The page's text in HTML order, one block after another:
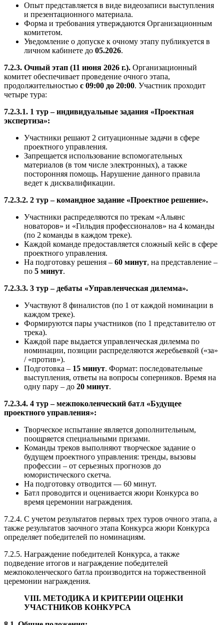
Опыт представляется в виде видеозаписи выступления
и презентационного материала.
Форма и требования утверждаются Организационным
комитетом.
Уведомление о допуске к очному этапу публикуется в
личном кабинете до 05.2026.
7.2.3. Очный этап (11 июня 2026 г.). Организационный
комитет обеспечивает проведение очного этапа,
продолжительностью с 09:00 до 20:00. Участник проходит
четыре тура:
7.2.3.1. 1 тур – индивидуальные задания «Проектная
экспертиза»:
Участники решают 2 ситуационные задачи в сфере
проектного управления.
Запрещается использование вспомогательных
материалов (в том числе электронных), а также
посторонняя помощь. Нарушение данного правила
ведет к дисквалификации.
7.2.3.2. 2 тур – командное задание «Проектное решение».
Участники распределяются по трекам «Альянс
новаторов» и «Гильдия профессионалов» на 4 команды
(по 2 команды в каждом треке).
Каждой команде предоставляется сложный кейс в сфере
проектного управления.
На подготовку решения – 60 минут, на представление –
по 5 минут.
7.2.3.3. 3 тур – дебаты «Управленческая дилемма».
Участвуют 8 финалистов (по 1 от каждой номинации в
каждом треке).
Формируются пары участников (по 1 представителю от
трека).
Каждой паре выдается управленческая дилемма по
номинации, позиции распределяются жеребьевкой («за»
/ «против»).
Подготовка – 15 минут. Формат: последовательные
выступления, ответы на вопросы соперников. Время на
одну пару – до 20 минут.
7.2.3.4. 4 тур – межпоколенческий батл «Будущее
проектного управления»:
Творческое испытание является дополнительным,
поощряется специальными призами.
Команды треков выполняют творческое задание о
будущем проектного управления: тренды, вызовы
профессии – от серьезных прогнозов до
юмористического скетча.
На подготовку отводится — 60 минут.
Батл проводится и оценивается жюри Конкурса во
время церемонии награждения.
7.2.4. С учетом результатов первых трех туров очного этапа, а
также результатов заочного этапа Конкурса жюри Конкурса
определяет победителей по номинациям.
7.2.5. Награждение победителей Конкурса, а также
подведение итогов и награждение победителей
межпоколенческого батла производится на торжественной
церемонии награждения.
VIII. МЕТОДИКА И КРИТЕРИИ ОЦЕНКИ
УЧАСТНИКОВ КОНКУРСА